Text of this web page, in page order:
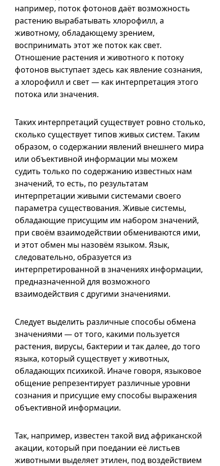
например, поток фотонов даёт возможность
растению вырабатывать хлорофилл, а
животному, обладающему зрением,
воспринимать этот же поток как свет.
Отношение растения и животного к потоку
фотонов выступает здесь как явление сознания,
а хлорофилл и свет — как интерпретация этого
потока или значения.
Таких интерпретаций существует ровно столько,
сколько существует типов живых систем. Таким
образом, о содержании явлений внешнего мира
или объективной информации мы можем
судить только по содержанию известных нам
значений, то есть, по результатам
интерпретации живыми системами своего
параметра существования. Живые системы,
обладающие присущим им набором значений,
при своём взаимодействии обмениваются ими,
и этот обмен мы назовём языком. Язык,
следовательно, образуется из
интерпретированной в значениях информации,
предназначенной для возможного
взаимодействия с другими значениями.
Следует выделить различные способы обмена
значениями — от того, какими пользуется
растения, вирусы, бактерии и так далее, до того
языка, который существует у животных,
обладающих психикой. Иначе говоря, языковое
общение репрезентирует различные уровни
сознания и присущие ему способы выражения
объективной информации.
Так, например, известен такой вид африканской
акации, который при поедании её листьев
животными выделяет этилен, под воздействием